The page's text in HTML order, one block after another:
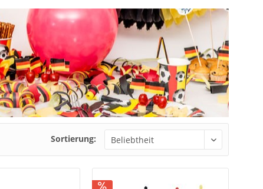
Sortierung: